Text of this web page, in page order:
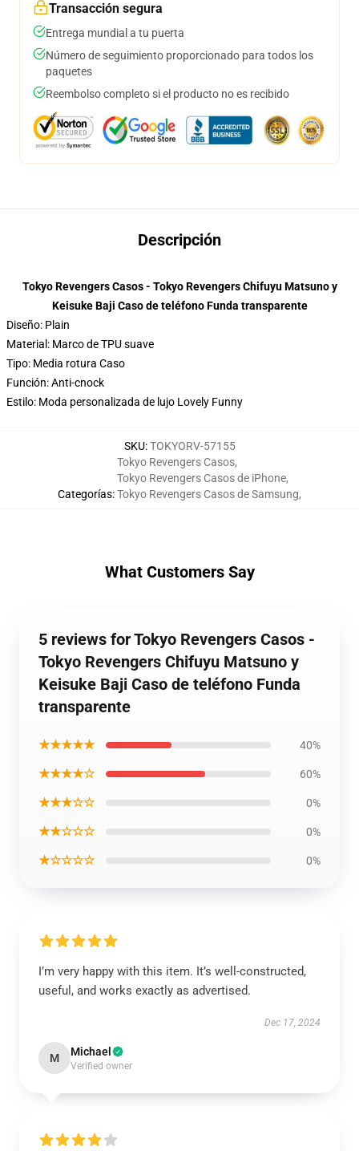
Transacción segura
Entrega mundial a tu puerta
Número de seguimiento proporcionado para todos los
paquetes
Reembolso completo si el producto no es recibido
Descripción
Tokyo Revengers Casos - Tokyo Revengers Chifuyu Matsuno y
Keisuke Baji Caso de teléfono Funda transparente
Diseño: Plain
Material: Marco de TPU suave
Tipo: Media rotura Caso
Función: Anti-cnock
Estilo: Moda personalizada de lujo Lovely Funny
SKU:TOKYORV-57155
Categorías:
Tokyo Revengers Casos,
Tokyo Revengers Casos de iPhone,
Tokyo Revengers Casos de Samsung,
What Customers Say
5 reviews for Tokyo Revengers Casos -
Tokyo Revengers Chifuyu Matsuno y
Keisuke Baji Caso de teléfono Funda
transparente
★★★★★ 40%
★★★★☆ 60%
★★★☆☆ 0%
★★☆☆☆ 0%
★☆☆☆☆ 0%
I’m very happy with this item. It’s well-constructed,
useful, and works exactly as advertised.
Dec 17, 2024
M Michael
Verified owner